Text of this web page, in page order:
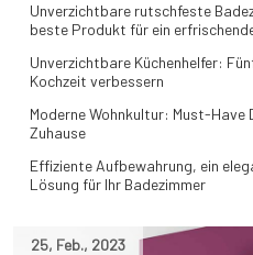
25, Feb., 2023
Unverzichtbare rutschfeste
beste Produkt für ein
Unverzichtbare Küchenhelfer:
Kochzeit verbessern
Moderne Wohnkultur: Must-
Zuhause
Effiziente Aufbewahrung, ein
Lösung für Ihr Badezimmer